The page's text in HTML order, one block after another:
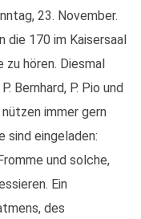
23. November.
die 170 im Kaisersaal
hören. Diesmal
Bernhard, P. Pio und
immer gern
sind eingeladen:
und solche,
Ein
des